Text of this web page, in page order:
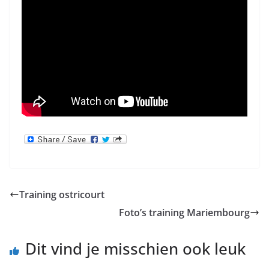
Training ostricourt
Foto’s training Mariembourg
Dit vind je misschien ook leuk